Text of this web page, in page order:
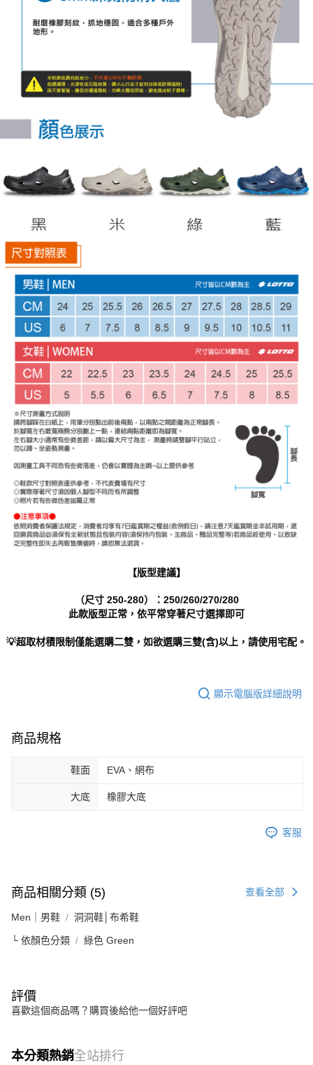
【版型建議】
（尺寸 250-280）：250/260/270/280
此款版型正常，依平常穿著尺寸選擇即可
💡超取材積限制僅能選購二雙，如欲選購三雙(含)以上，請使用宅配。
顯示電腦版詳細說明
商品規格
鞋面 EVA、網布
大底 橡膠大底
客服
商品相關分類 (5) 查看全部
Men｜男鞋 洞洞鞋│布希鞋
└ 依顏色分類 綠色 Green
評價
喜歡這個商品嗎？購買後給他一個好評吧
本分類熱銷全站排行